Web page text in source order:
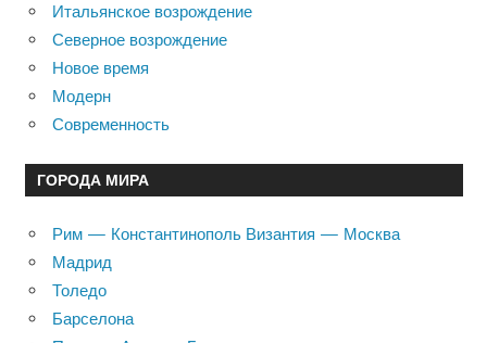
Итальянское возрождение
Северное возрождение
Новое время
Модерн
Современность
ГОРОДА МИРА
Рим — Константинополь Византия — Москва
Мадрид
Толедо
Барселона